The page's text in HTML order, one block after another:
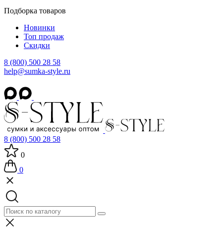
Подборка товаров
Новинки
Топ продаж
Скидки
8 (800) 500 28 58
help@sumka-style.ru
8 (800) 500 28 58
0
0